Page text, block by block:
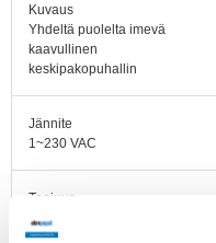
Kuvaus
Yhdeltä puolelta imevä
kaavullinen
keskipakopuhallin
Jännite
1~230 VAC
Taajuus
50 Hz